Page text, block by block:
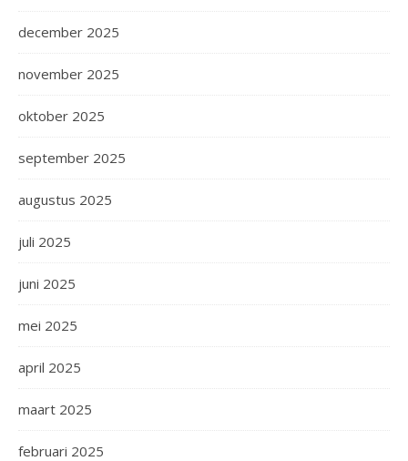
december 2025
november 2025
oktober 2025
september 2025
augustus 2025
juli 2025
juni 2025
mei 2025
april 2025
maart 2025
februari 2025